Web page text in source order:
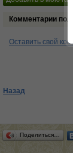
Комментарии
Оставить свой
Назад
Поделиться…